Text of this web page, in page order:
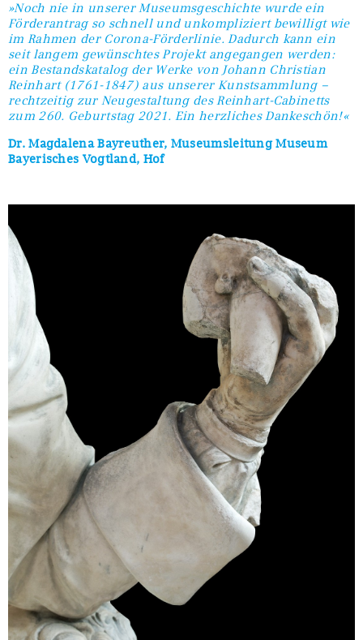
»Noch nie in unserer Museumsgeschichte wurde ein
Förderantrag so schnell und unkompliziert bewilligt wie
im Rahmen der Corona-Förderlinie. Dadurch kann ein
seit langem gewünschtes Projekt angegangen werden:
ein Bestandskatalog der Werke von Johann Christian
Reinhart (1761-1847) aus unserer Kunstsammlung –
rechtzeitig zur Neugestaltung des Reinhart-Cabinetts
zum 260. Geburtstag 2021. Ein herzliches Dankeschön!«
Dr. Magdalena Bayreuther, Museumsleitung Museum
Bayerisches Vogtland, Hof